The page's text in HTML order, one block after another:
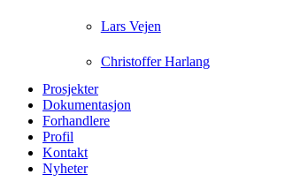
Lars Vejen
Christoffer Harlang
Prosjekter
Dokumentasjon
Forhandlere
Profil
Kontakt
Nyheter